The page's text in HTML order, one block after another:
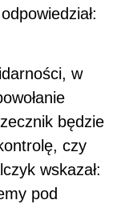
w
będzie
czy
wskazał:
pod